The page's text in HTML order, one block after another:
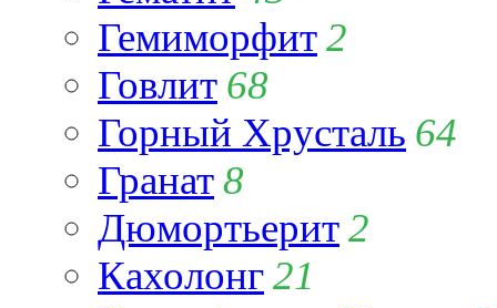
Гемиморфит2
Говлит 68
Горный Хрусталь 64
Гранат8
Дюмортьерит2
Кахолонг21